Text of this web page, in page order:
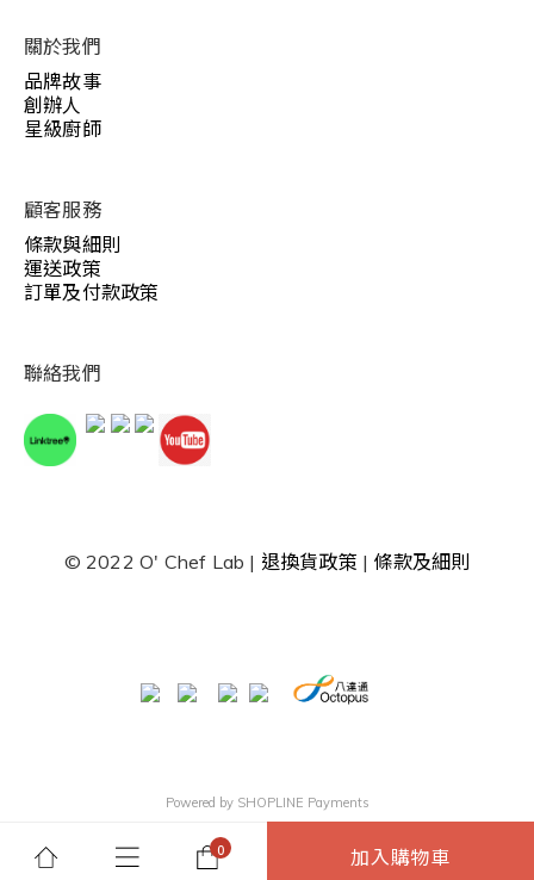
加入購物車
關於我們
品牌故事
創辦人
星級廚師
顧客服務
條款與細則
運送政策
訂單及付款政策
聯絡我們
© 2022 O' Chef Lab | 退換貨政策 | 條款及細則
Powered by SHOPLINE Payments